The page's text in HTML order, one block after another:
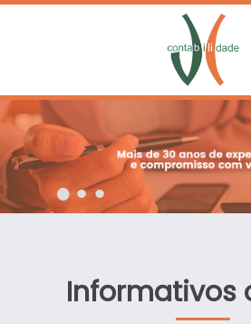
1 2 3
Informativos